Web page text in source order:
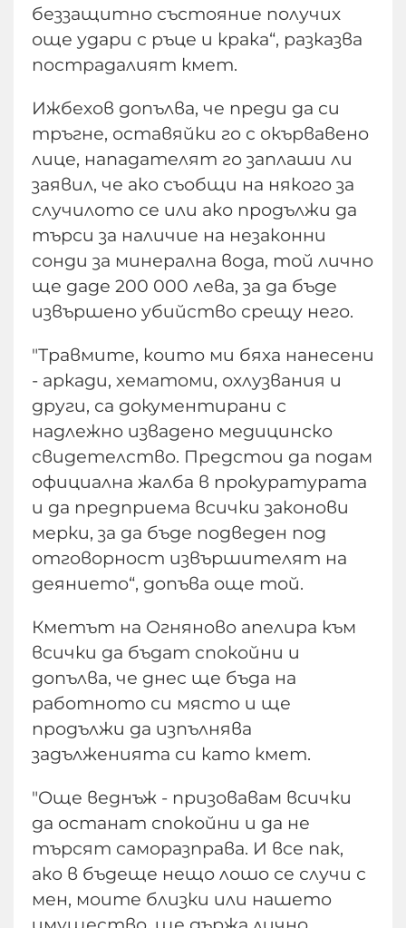
беззащитно състояние получих
още удари с ръце и крака“, разказва
пострадалият кмет.
Ижбехов допълва, че преди да си
тръгне, оставяйки го с окървавено
лице, нападателят го заплаши ли
заявил, че ако съобщи на някого за
случилото се или ако продължи да
търси за наличие на незаконни
сонди за минерална вода, той лично
ще даде 200 000 лева, за да бъде
извършено убийство срещу него.
"Травмите, които ми бяха нанесени
- аркади, хематоми, охлузвания и
други, са документирани с
надлежно извадено медицинско
свидетелство. Предстои да подам
официална жалба в прокуратурата
и да предприема всички законови
мерки, за да бъде подведен под
отговорност извършителят на
деянието“, допъва още той.
Кметът на Огняново апелира към
всички да бъдат спокойни и
допълва, че днес ще бъда на
работното си място и ще
продължи да изпълнява
задълженията си като кмет.
"Още веднъж - призовавам всички
да останат спокойни и да не
търсят саморазправа. И все пак,
ако в бъдеще нещо лошо се случи с
мен, моите близки или нашето